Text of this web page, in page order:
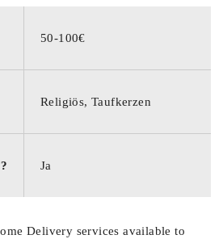
Geschenk für die Taufe eines
Andenken an diesen
50-100€
Religiös, Taufkerzen
Ja
Delivery services available to